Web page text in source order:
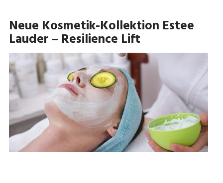
Neue Kosmetik-Kollektion Estee
Lauder – Resilience Lift